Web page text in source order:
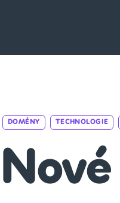
DOMÉNY TECHNOLOGIE